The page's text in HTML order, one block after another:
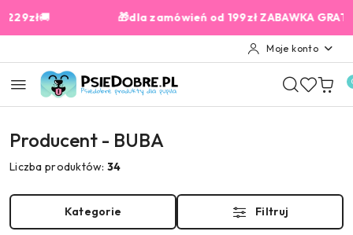
Przejdź do treści głównej
Przejdź do wyszukiwarki
Przejdź do moje konto
Przejdź do menu głównego
Przejdź do stopki
🎁dla zamówień od 199zł ZABAWKA GRATIS✨
Moje konto
Producent - BUBA
Liczba produktów:34
Kategorie Filtruj